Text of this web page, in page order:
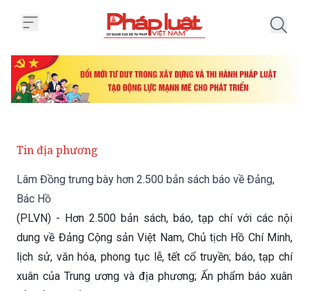
Tin địa phương
Lâm Đồng trưng bày hơn 2.500 bản sách báo về Đảng,
Bác Hồ
(PLVN) - Hơn 2.500 bản sách, báo, tạp chí với các nội
dung về Đảng Cộng sản Việt Nam, Chủ tịch Hồ Chí Minh,
lịch sử, văn hóa, phong tục lễ, tết cổ truyền; báo, tạp chí
xuân của Trung ương và địa phương; Ấn phẩm báo xuân